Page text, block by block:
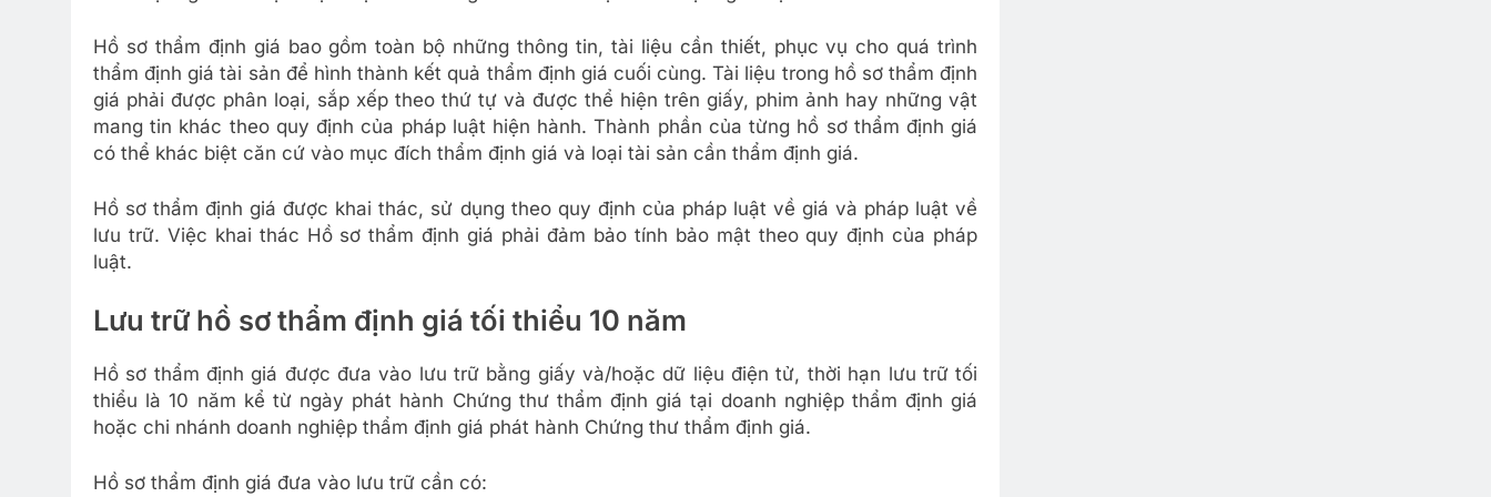
Hồ sơ thẩm định giá bao gồm toàn bộ những thông tin, tài liệu cần thiết, phục vụ cho quá trình
thẩm định giá tài sản để hình thành kết quả thẩm định giá cuối cùng. Tài liệu trong hồ sơ thẩm định
giá phải được phân loại, sắp xếp theo thứ tự và được thể hiện trên giấy, phim ảnh hay những vật
mang tin khác theo quy định của pháp luật hiện hành. Thành phần của từng hồ sơ thẩm định giá
có thể khác biệt căn cứ vào mục đích thẩm định giá và loại tài sản cần thẩm định giá.
Hồ sơ thẩm định giá được khai thác, sử dụng theo quy định của pháp luật về giá và pháp luật về
lưu trữ. Việc khai thác Hồ sơ thẩm định giá phải đảm bảo tính bảo mật theo quy định của pháp
luật.
Lưu trữ hồ sơ thẩm định giá tối thiểu 10 năm
Hồ sơ thẩm định giá được đưa vào lưu trữ bằng giấy và/hoặc dữ liệu điện tử, thời hạn lưu trữ tối
thiểu là 10 năm kể từ ngày phát hành Chứng thư thẩm định giá tại doanh nghiệp thẩm định giá
hoặc chi nhánh doanh nghiệp thẩm định giá phát hành Chứng thư thẩm định giá.
Hồ sơ thẩm định giá đưa vào lưu trữ cần có: